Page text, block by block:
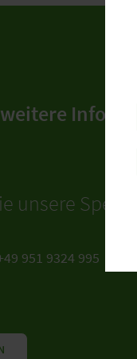
unsere
951 9324 995